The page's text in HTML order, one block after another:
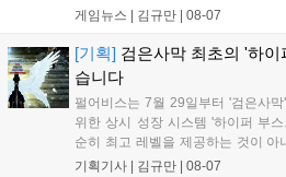
경성 배경의 신작 그날의 신문이 출
은 공식 페이지에서 확인 가능하다....
게임뉴스 | 김규만 08-07
[기획] 검은사막 최초의 '하
습니다
펄어비스는 7월 29일부터 '검은사
위한 상시 성장 시스템 '하이퍼 부
순히 최고 레벨을 제공하는 것이 아
아 아카데미 수료, 아침의 나라 설
기획기사 | 김규만 08-07